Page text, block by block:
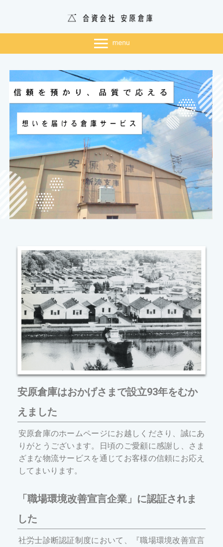
安原倉庫はおかげさまで設立93年をむか
えました
安原倉庫のホームページにお越しくださり、誠にあ
りがとうございます。日頃のご愛顧に感謝し、さま
ざまな物流サービスを通じてお客様の信頼にお応え
してまいります。
「職場環境改善宣言企業」に認証されま
した
社労士診断認証制度において、『職場環境改善宣言